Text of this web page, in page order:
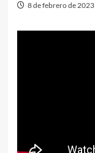
8 de febrero de 2023